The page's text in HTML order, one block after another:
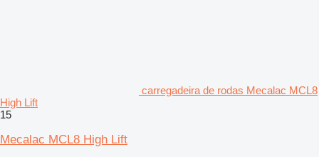
carregadeira de rodas Mecalac MCL8
High Lift
15
Mecalac MCL8 High Lift